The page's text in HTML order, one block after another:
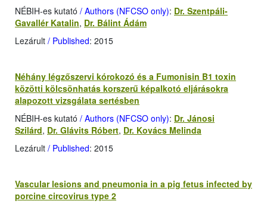
NÉBIH-es kutató / Authors (NFCSO only): Dr. Szentpáli-
Gavallér Katalin, Dr. Bálint Ádám
Lezárult / Published: 2015
Néhány légzőszervi kórokozó és a Fumonisin B1 toxin
közötti kölcsönhatás korszerű képalkotó eljárásokra
alapozott vizsgálata sertésben
NÉBIH-es kutató / Authors (NFCSO only): Dr. Jánosi
Szilárd, Dr. Glávits Róbert, Dr. Kovács Melinda
Lezárult / Published: 2015
Vascular lesions and pneumonia in a pig fetus infected by
porcine circovirus type 2